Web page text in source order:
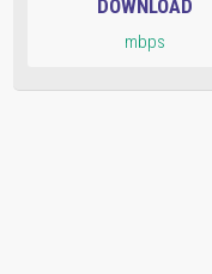
DOWNLOAD
mbps